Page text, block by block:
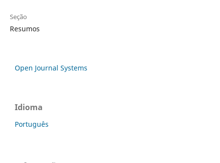
Seção
Resumos
Open Journal Systems
Idioma
Português